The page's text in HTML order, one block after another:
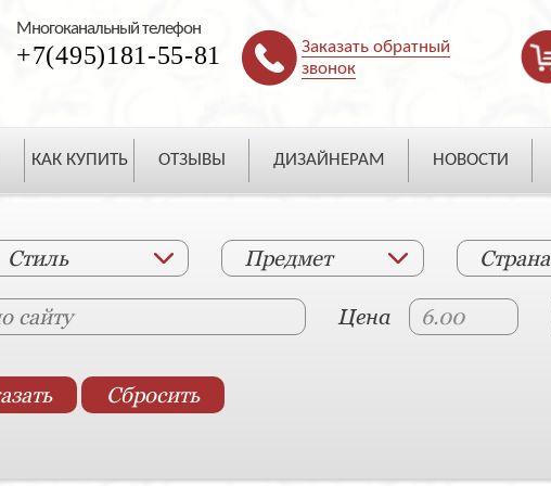
Многоканальный телефон
+7(495)181-55-81
Заказать обратный
звонок
КАК КУПИТЬ ОТЗЫВЫ ДИЗАЙНЕРАМ НОВОСТИ
Стиль Предмет Страна
Цена